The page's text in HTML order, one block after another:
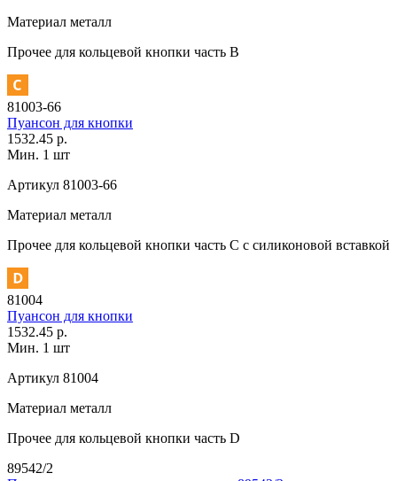
Материал металл
Прочее для кольцевой кнопки часть В
81003-66
Пуансон для кнопки
1532.45 р.
Мин. 1 шт
Артикул 81003-66
Материал металл
Прочее для кольцевой кнопки часть С с силиконовой вставкой
81004
Пуансон для кнопки
1532.45 р.
Мин. 1 шт
Артикул 81004
Материал металл
Прочее для кольцевой кнопки часть D
89542/2